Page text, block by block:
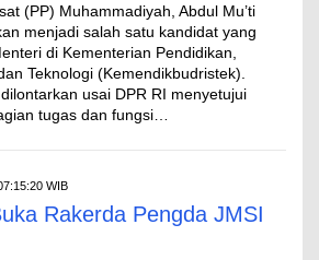
(PP) Muhammadiyah, Abdul Mu’ti
menjadi salah satu kandidat yang
di Kementerian Pendidikan,
Teknologi (Kemendikbudristek).
usai DPR RI menyetujui
tugas dan fungsi…
WIB
Rakerda Pengda JMSI